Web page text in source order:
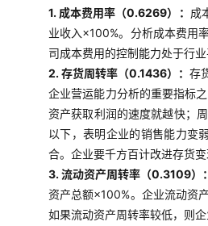
1. 成本费用率（0.6269）： 成
业收入×100%。分析成本费用
司成本费用的控制能力处于行
2. 存货周转率（0.1436）：存
企业营运能力分析的重要指标
资产获取利润的速度就越快；
以下，表明企业的销售能力变
合。企业要千方百计改进存货变
3. 流动资产周转率（0.3109）
资产总额×100%。企业流动资
如果流动资产周转率较低，则